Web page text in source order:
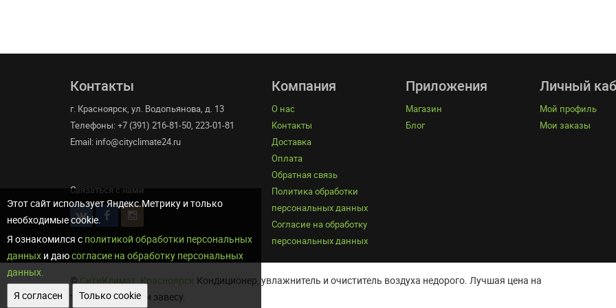
Этот сайт использует Яндекс.Метрику и только
необходимые cookie.
Я ознакомился с политикой обработки персональных
данных и даюсогласие на обработку персональных
данных.
Я согласен
Только cookie
Контакты
г. Красноярск, ул. Водопьянова, д. 13
Телефоны: +7 (391) 216-81-50, 223-01-81
Email: info@cityclimate24.ru
Связаться с нами
Компания
О нас
Контакты
Доставка
Оплата
Обратная связь
Политика обработки
персональных данных
Согласие на обработку
персональных данных
Приложения
Магазин
Блог
Личный
Мой профиль
Мои заказы
©СитиКлимат, Красноярск Кондиционер, увлажнитель и очиститель воздуха недорого. Лучшая цена на
тепловую пушку и завесу.